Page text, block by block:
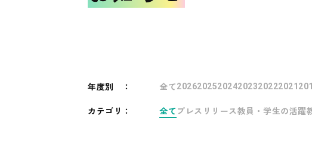
年度別 ： 全て202620252024202320222021
カテゴリ： 全て プレスリリース教員・学生の活躍